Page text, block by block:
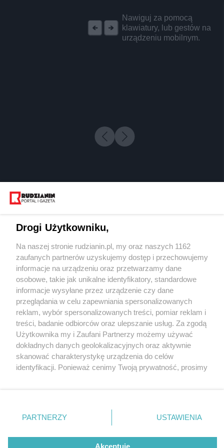
Nawiguj za pomocą
klawiatury, lub gestów na
urządzeniu mobilnym.
1 / 0
Wydawca mediów
Nie zapomnij
zapoznać się z:
polityką prywatności regulamin korzystania z portali
Twojemiasto
Piekary Śląskie
Chorzów
Tarnowskie Góry
Gliwice
Skontakuj sięz nami
Kontakt
Wydawca
Redakcja
Drogi Użytkowniku,
Na naszej stronie rudzianin.pl, my oraz naszych 1162
zaufanych partnerów uzyskujemy dostęp i przechowujemy
informacje na urządzeniu oraz przetwarzamy dane
osobowe, takie jak unikalne identyfikatory, standardowe
informacje wysyłane przez urządzenie czy dane
przeglądania w celu zapewniania spersonalizowanych
reklam, wybór spersonalizowanych treści, pomiar reklam i
treści, badanie odbiorców oraz ulepszanie usług. Za zgodą
Użytkownika my i Zaufani Partnerzy możemy używać
dokładnych danych geolokalizacyjnych oraz aktywnie
skanować charakterystykę urządzenia do celów
identyfikacji. Ponieważ cenimy Twoją prywatność, prosimy
prywatności znajdujący się w lewym dolnym rogu strony
. Niektóre rodzaje przetwarzania danych nie wymagają
zgody użytkownika, ale masz prawo sprzeciwić się
takiemu przetwarzaniu. Preferencje będą miały
PARTNERZY USTAWIENIA
Akceptuję